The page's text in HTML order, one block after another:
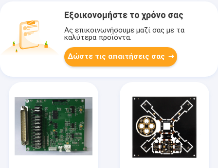
Εξοικονομήστε το χρόνο σας
Ας επικοινωνήσουμε μαζί σας με τα
καλύτερα προϊόντα.
Δώστε τις απαιτήσεις σας